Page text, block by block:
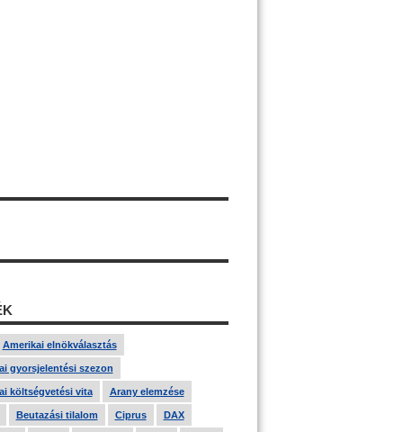
Amerikai elnökválasztás
gyorsjelentési szezon
költségvetési vita Arany elemzése
Beutazási tilalom Ciprus DAX